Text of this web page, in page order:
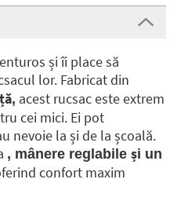
și îi place să
lor. Fabricat din
acest rucsac este extrem
cei mici. Ei pot
nevoie la și de la școală.
, mânere reglabile și un
confort maxim